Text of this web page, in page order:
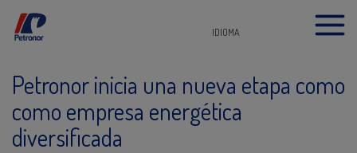
IDIOMA
Petronor inicia una nueva etapa como
como empresa energética
diversificada